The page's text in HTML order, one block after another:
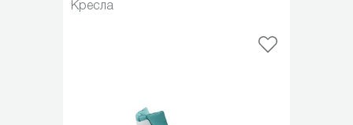
Кресла